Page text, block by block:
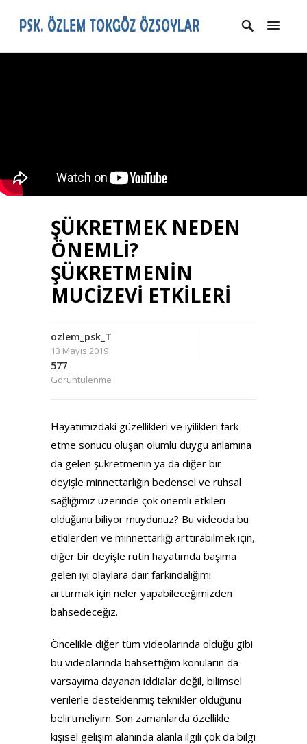
ŞÜKRETMEK NEDEN
ÖNEMLİ?
ŞÜKRETMENİN
MUCİZEVİ ETKİLERİ
ozlem_psk_T
13 Mayıs 2019
577
Görüntülenme
Hayatımızdaki güzellikleri ve iyilikleri fark
etme sonucu oluşan olumlu duygu anlamına
da gelen şükretmenin ya da diğer bir
deyişle minnettarlığın bedensel ve ruhsal
sağlığımız üzerinde çok önemli etkileri
olduğunu biliyor muydunuz? Bu videoda bu
etkilerden ve minnettarlığı arttırabilmek için,
diğer bir deyişle rutin hayatımda başıma
gelen iyi olaylara dair farkındalığımı
arttırmak için neler yapabileceğimizden
bahsedeceğiz.
Öncelikle diğer tüm videolarında olduğu gibi
bu videolarında bahsettiğim konuların da
varsayıma dayanan iddialar değil, bilimsel
verilerle desteklenmiş teknikler olduğunu
belirtmeliyim. Son zamanlarda özellikle
kişisel gelişim alanında alanla ilgili çok da bilgi